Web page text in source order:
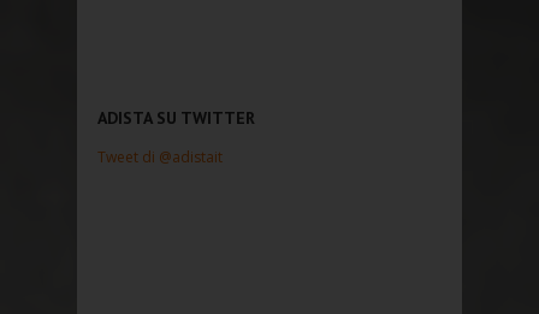
ADISTA SU TWITTER
Tweet di @adistait